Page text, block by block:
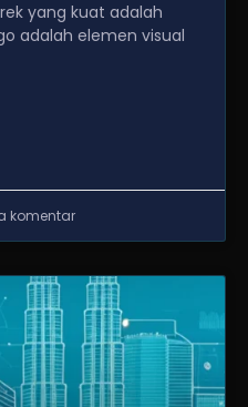
yang kuat adalah
adalah elemen visual
komentar